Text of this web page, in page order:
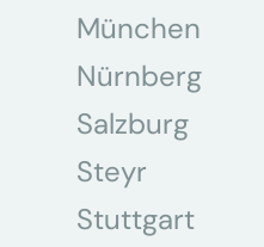
München
Nürnberg
Salzburg
Steyr
Stuttgart